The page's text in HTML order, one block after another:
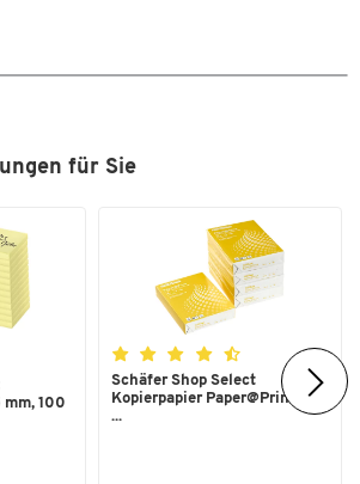
für Sie
100
Schäfer Shop Select
Kopierpapier Paper@Print, DIN
...
Zoomen doppeltippen